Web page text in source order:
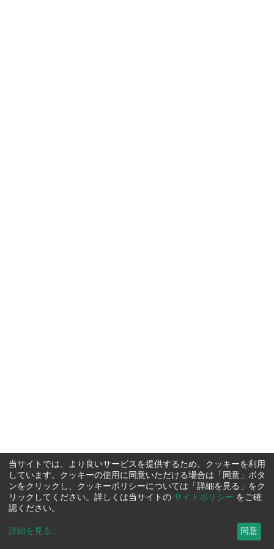
当サイトでは、より良いサービスを提供するため、クッキーを利用
しています。クッキーの使用に同意いただける場合は「同意」ボタ
ンをクリックし、クッキーポリシーについては「詳細を見る」をク
リックしてください。詳しくは当サイトの サイトポリシー をご確
認ください。
詳細を見る ... 同意